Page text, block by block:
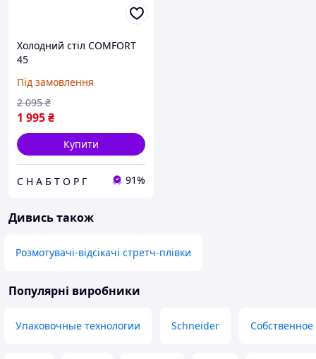
Холодний стіл COMFORT
45
Під замовлення
1 995₴
2 095 ₴
Купити
С Н А Б Т О Р Г 91%
Дивись також
Розмотувачі-відсікачі стретч-плівки
Популярні виробники
Упаковочные технологии Schneider